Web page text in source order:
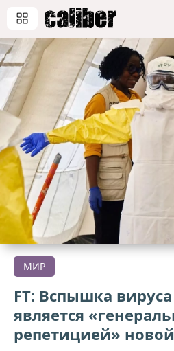
МИР
FT: Вспышка
является
репетицией»